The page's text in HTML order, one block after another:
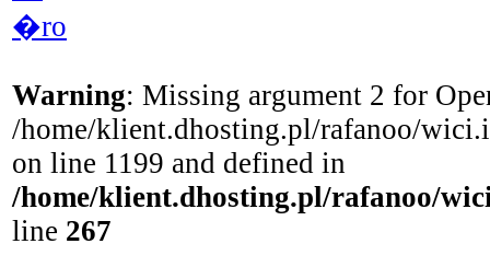
�ro
Warning: Missing argument 2 for
/home/klient.dhosting.pl/rafanoo/
on line 1199 and defined in
/home/klient.dhosting.pl/rafanoo/
line 267